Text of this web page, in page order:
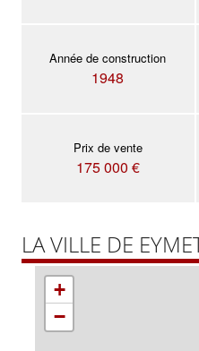
Année de construction
1948
Prix de vente
175 000 €
LA VILLE DE
+
−